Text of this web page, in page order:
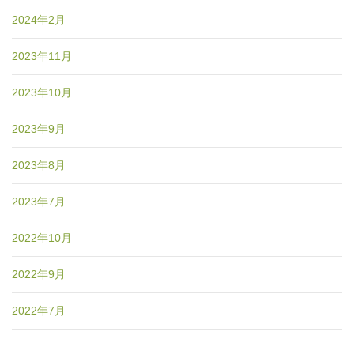
2024年2月
2023年11月
2023年10月
2023年9月
2023年8月
2023年7月
2022年10月
2022年9月
2022年7月